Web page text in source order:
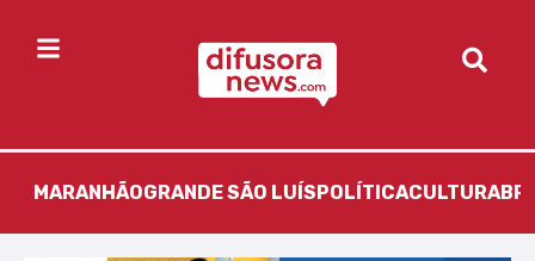
MARANHÃOGRANDE SÃO LUÍS POLÍTICACULTURA